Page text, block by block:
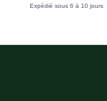
Expédié sous 6 à 10 jours